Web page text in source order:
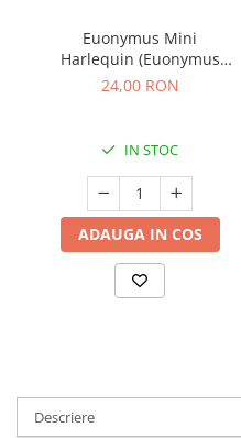
Euonymus Mini
Harlequin (Euonymus
fortunei) - 20cm
24,00 RON
IN STOC
ADAUGA IN COS
Descriere